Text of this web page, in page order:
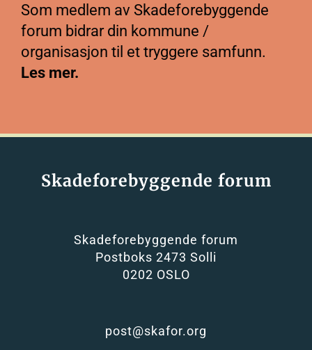
Som medlem av Skadeforebyggende
forum bidrar din kommune /
organisasjon til et tryggere samfunn.
Les mer.
Skadeforebyggende forum
Skadeforebyggende forum
Postboks 2473 Solli
0202 OSLO
post@skafor.org